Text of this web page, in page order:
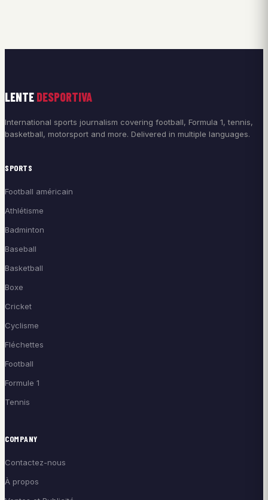
LENTE DESPORTIVA
International sports journalism covering football, Formula 1, tennis,
basketball, motorsport and more. Delivered in multiple languages.
SPORTS
Football américain
Athlétisme
Badminton
Baseball
Basketball
Boxe
Cricket
Cyclisme
Fléchettes
Football
Formule 1
Tennis
COMPANY
Contactez-nous
À propos